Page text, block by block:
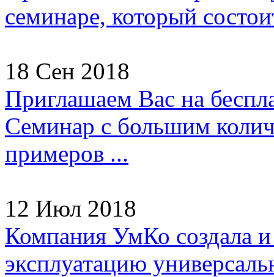
семинаре, который
18 Сен 2018
Приглашаем Вас на
Семинар с большим
примеров ...
12 Июл 2018
Компания УмКо создала
эксплуатацию